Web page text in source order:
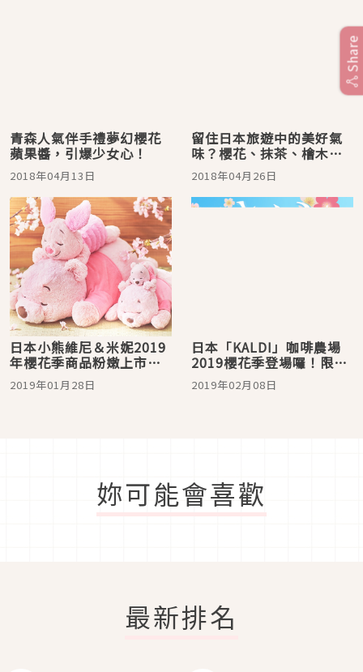
青森人氣伴手禮夢幻櫻花
蘋果醬，引爆少女心！
2018年04月13日
留住日本旅遊中的美好氣
味？櫻花、抹茶、檜木和
風香氛腕錶新上市
2018年04月26日
日本小熊維尼＆米妮2019
年櫻花季商品粉嫩上市！
賞櫻必備詢問度超高趕快
來掃貨！
2019年01月28日
日本「KALDI」咖啡農場
2019櫻花季登場囉！限定
咖啡包櫻花果醬涮嘴零嘴
買不完！
2019年02月08日
妳可能會喜歡
最新排名
Share